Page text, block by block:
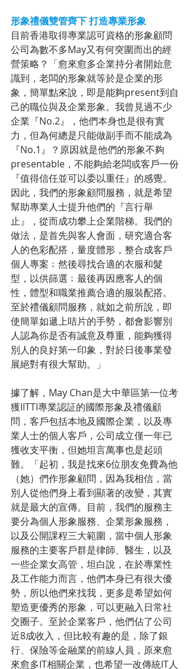
形象禮儀雙管齊下 打造專業形象
目前香港取得專業認可資格的形象顧問
公司為數不多May又有何突圍而出的經
營策略？「愈來愈多企業持分者開始意
識到，老闆的形象就等於是企業的形
象，簡單點來說，即是能夠present到自
己的職位與及企業形象。我曾見過不少
企業『No.2』，他們本身也是很有實
力，但為何總是只能做副手而不能成為
『No.1』？原因就是他們的形象不夠
presentable，不能夠給老闆或客戶一份
『值得信任並可以委以重任』的感覺。
因此，我們的形象顧問服務，就是希望
幫助專業人士提升他們的『言行舉
止』，從而成功攀上企業階梯。我們的
做法，是首先與客人會面，研究適合客
人的色彩配搭，量度體形，整合成客戶
個人專案﹔然後尋找合適的衣服和髮
型，以供篩選﹔最後再因應客人的個
性，體型和職業推薦合適的服裝配搭。
至於禮儀顧問服務，就如之前所說，即
使簡單如遞上咭片的手勢，都會影響別
人認為你是否有誠意及尊重，能夠獲得
別人的良好第一印象，對於日後事業發
展絕對有很大幫助。」
據了解，May Chan是大中華區第一位考
獲IITTI專業認証的國際形象及禮儀顧
問，客戶包括本地及國際企業，以及專
業人士的個人客戶，公司成立僅一年已
獲收支平衡，但她坦言萬事也是起頭
難。「起初，我是找來6位朋友免費為他
（她）們作形象顧問，因為我相信，當
別人從他們身上看到顯著的改變，其實
就是最大的宣傳。目前，我們的服務主
要分為個人形象服務、企業形象服務，
以及公開課程三大範圍，當中個人形象
服務的主要客戶群是律師、醫生，以及
一些企業女高管，坦白說，在於專業性
及工作能力而言，他們本身已有很大優
勢，所以他們來找我，更多是希望如何
塑造更優秀的形象，可以更融入日常社
交圈子。至於企業客戶，他們佔了公司
近8成收入，但比較有趣的是，除了銀
行、保險等金融業的前線人員，原來愈
來愈多IT相關企業，也希望一改傳統IT人